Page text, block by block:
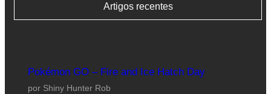
Artigos recentes
Pokémon GO – Fire and Ice Hatch Day
por Shiny Hunter Rob